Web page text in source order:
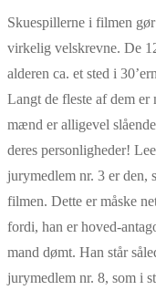
Skuespillerne i filmen
virkelig velskrevne. De
alderen ca. et sted i
Langt de fleste af dem er
mænd er alligevel
deres personligheder!
jurymedlem nr. 3 er
filmen. Dette er måske
fordi, han er hoved-
mand dømt. Han står
jurymedlem nr. 8, som i